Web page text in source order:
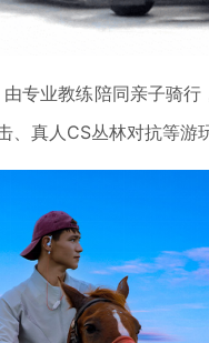
业教练陪同亲子骑
真人CS丛林对抗等游